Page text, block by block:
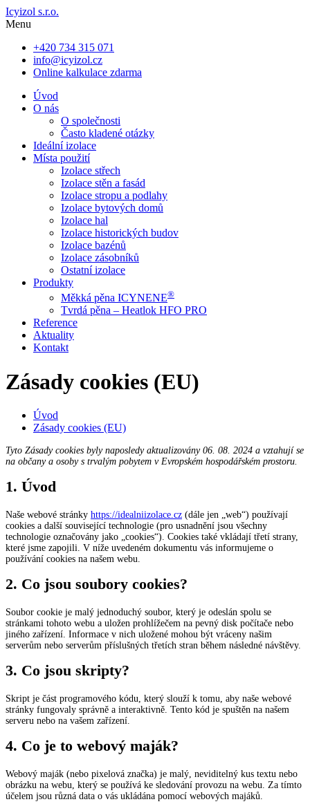
Icyizol s.r.o.
Menu
+420 734 315 071
info@icyizol.cz
Online kalkulace zdarma
Úvod
O nás
O společnosti
Často kladené otázky
Ideální izolace
Místa použití
Izolace střech
Izolace stěn a fasád
Izolace stropu a podlahy
Izolace bytových domů
Izolace hal
Izolace historických budov
Izolace bazénů
Izolace zásobníků
Ostatní izolace
Produkty
Měkká pěna ICYNENE®
Tvrdá pěna – Heatlok HFO PRO
Reference
Aktuality
Kontakt
Zásady cookies (EU)
Úvod
Zásady cookies (EU)
Tyto Zásady cookies byly naposledy aktualizovány 06. 08. 2024 a vztahují se
na občany a osoby s trvalým pobytem v Evropském hospodářském prostoru.
1. Úvod
Naše webové stránky https://idealniizolace.cz (dále jen „web“) používají
cookies a další související technologie (pro usnadnění jsou všechny
technologie označovány jako „cookies“). Cookies také vkládají třetí strany,
které jsme zapojili. V níže uvedeném dokumentu vás informujeme o
používání cookies na našem webu.
2. Co jsou soubory cookies?
Soubor cookie je malý jednoduchý soubor, který je odeslán spolu se
stránkami tohoto webu a uložen prohlížečem na pevný disk počítače nebo
jiného zařízení. Informace v nich uložené mohou být vráceny našim
serverům nebo serverům příslušných třetích stran během následné návštěvy.
3. Co jsou skripty?
Skript je část programového kódu, který slouží k tomu, aby naše webové
stránky fungovaly správně a interaktivně. Tento kód je spuštěn na našem
serveru nebo na vašem zařízení.
4. Co je to webový maják?
Webový maják (nebo pixelová značka) je malý, neviditelný kus textu nebo
obrázku na webu, který se používá ke sledování provozu na webu. Za tímto
účelem jsou různá data o vás ukládána pomocí webových majáků.